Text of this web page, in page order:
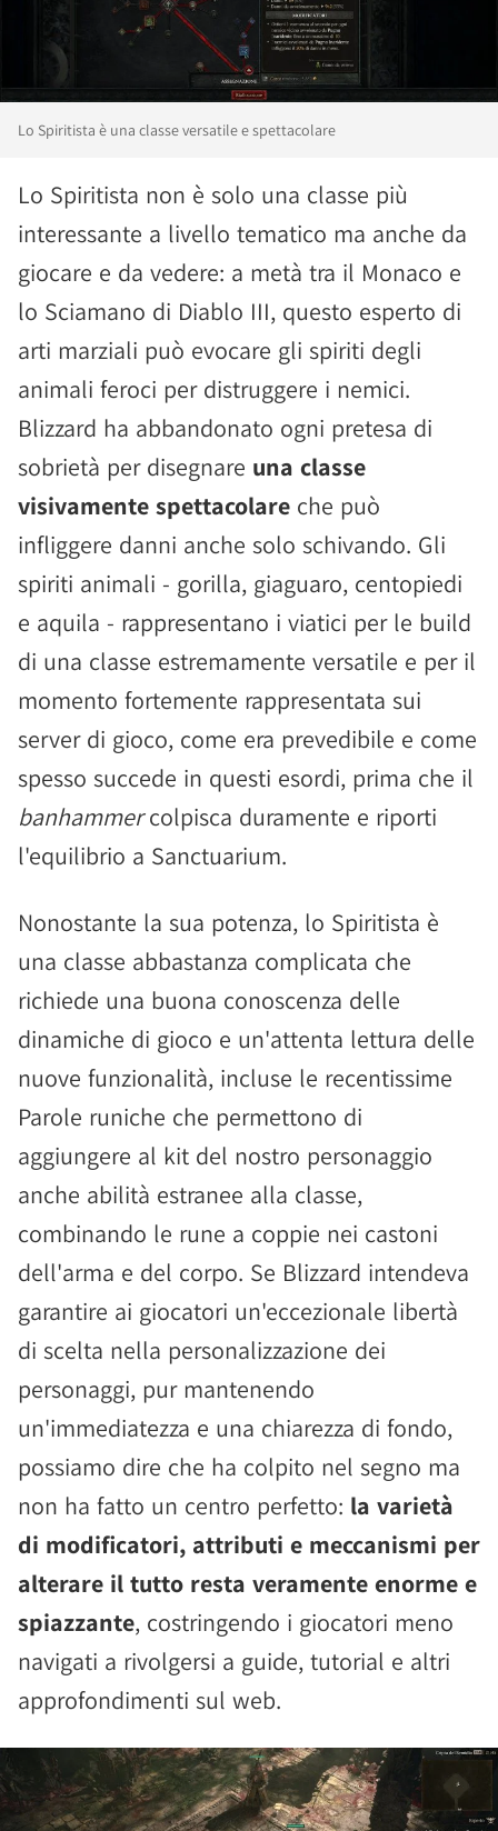
Lo Spiritista è una classe versatile e spettacolare
Lo Spiritista non è solo una classe più
interessante a livello tematico ma anche da
giocare e da vedere: a metà tra il Monaco e
lo Sciamano di Diablo III, questo esperto di
arti marziali può evocare gli spiriti degli
animali feroci per distruggere i nemici.
Blizzard ha abbandonato ogni pretesa di
sobrietà per disegnare una classe
visivamente spettacolare che può
infliggere danni anche solo schivando. Gli
spiriti animali - gorilla, giaguaro, centopiedi
e aquila - rappresentano i viatici per le build
di una classe estremamente versatile e per il
momento fortemente rappresentata sui
server di gioco, come era prevedibile e come
spesso succede in questi esordi, prima che il
banhammercolpisca duramente e riporti
l'equilibrio a Sanctuarium.
Nonostante la sua potenza, lo Spiritista è
una classe abbastanza complicata che
richiede una buona conoscenza delle
dinamiche di gioco e un'attenta lettura delle
nuove funzionalità, incluse le recentissime
Parole runiche che permettono di
aggiungere al kit del nostro personaggio
anche abilità estranee alla classe,
combinando le rune a coppie nei castoni
dell'arma e del corpo. Se Blizzard intendeva
garantire ai giocatori un'eccezionale libertà
di scelta nella personalizzazione dei
personaggi, pur mantenendo
un'immediatezza e una chiarezza di fondo,
possiamo dire che ha colpito nel segno ma
non ha fatto un centro perfetto: la varietà
di modificatori, attributi e meccanismi per
alterare il tutto resta veramente enorme e
spiazzante, costringendo i giocatori meno
navigati a rivolgersi a guide, tutorial e altri
approfondimenti sul web.